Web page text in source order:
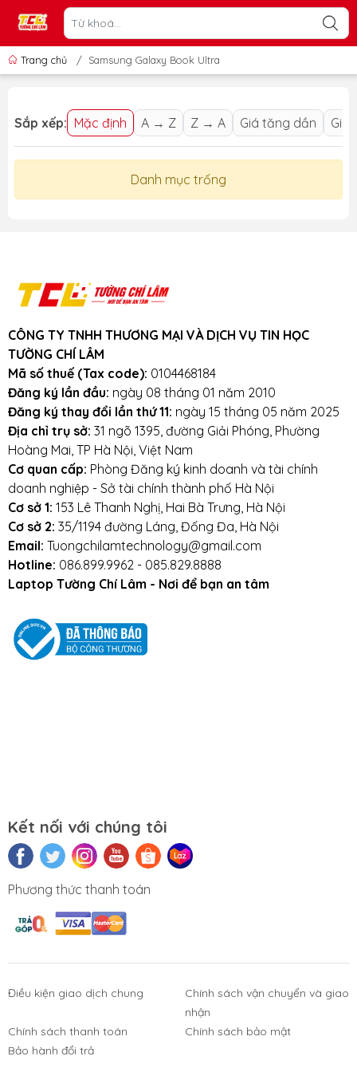
PC
Chuột, Loa, Tai
Trang chủ / Samsung Galaxy Book Ultra
Sắp xếp: Mặc định A → Z Z → A Giá tăng dần Giá
Danh mục trống
CÔNG TY TNHH THƯƠNG MẠI VÀ DỊCH VỤ TIN HỌC
TƯỜNG CHÍ LÂM
Mã số thuế (Tax code): 0104468184
Đăng ký lần đầu: ngày 08 tháng 01 năm 2010
Đăng ký thay đổi lần thứ 11: ngày 15 tháng 05 năm 2025
Địa chỉ trụ sở: 31 ngõ 1395, đường Giải Phóng, Phường
Hoàng Mai, TP Hà Nội, Việt Nam
Cơ quan cấp: Phòng Đăng ký kinh doanh và tài chính
doanh nghiệp - Sở tài chính thành phố Hà Nội
Cơ sở 1: 153 Lê Thanh Nghị, Hai Bà Trưng, Hà Nội
Cơ sở 2: 35/1194 đường Láng, Đống Đa, Hà Nội
Email: Tuongchilamtechnology@gmail.com
Hotline: 086.899.9962 - 085.829.8888
Laptop Tường Chí Lâm - Nơi để bạn an tâm
Kết nối với chúng tôi
Phương thức thanh toán
Điều kiện giao dịch chung
Chính sách vận chuyển và giao
nhận
Chính sách thanh toán
Chính sách bảo mật
Bảo hành đổi trả